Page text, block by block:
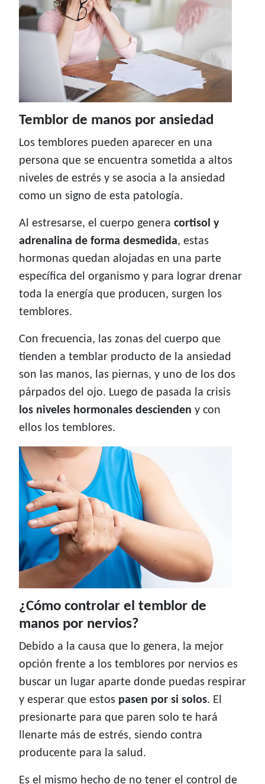
Temblor de manos por ansiedad
Los temblores pueden aparecer en una
persona que se encuentra sometida a altos
niveles de estrés y se asocia a la ansiedad
como un signo de esta patología.
Al estresarse, el cuerpo genera cortisol y
adrenalina de forma desmedida, estas
hormonas quedan alojadas en una parte
específica del organismo y para lograr drenar
toda la energía que producen, surgen los
temblores.
Con frecuencia, las zonas del cuerpo que
tienden a temblar producto de la ansiedad
son las manos, las piernas, y uno de los dos
párpados del ojo. Luego de pasada la crisis
los niveles hormonales descienden y con
ellos los temblores.
¿Cómo controlar el temblor de
manos por nervios?
Debido a la causa que lo genera, la mejor
opción frente a los temblores por nervios es
buscar un lugar aparte donde puedas respirar
y esperar que estos pasen por si solos. El
presionarte para que paren solo te hará
llenarte más de estrés, siendo contra
producente para la salud.
Es el mismo hecho de no tener el control de